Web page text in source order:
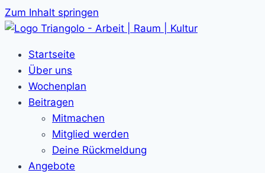
Zum Inhalt springen
Startseite
Über uns
Wochenplan
Beitragen
Mitmachen
Mitglied werden
Deine Rückmeldung
Angebote